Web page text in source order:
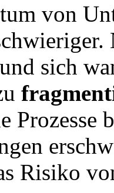
von
sich
Prozesse
Risiko